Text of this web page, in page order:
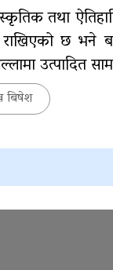
तथा
छ भने
उत्पादित